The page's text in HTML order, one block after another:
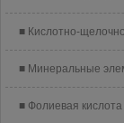
Кислотно-
Минеральные
Фолиевая кислота